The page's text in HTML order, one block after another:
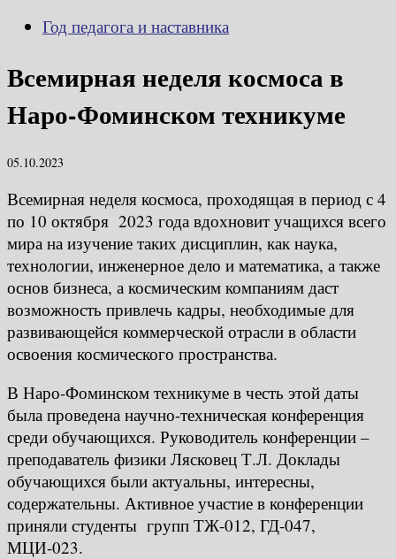
Год педагога и наставника
Всемирная неделя космоса в
Наро-Фоминском техникуме
05.10.2023
Всемирная неделя космоса, проходящая в период с 4
по 10 октября 2023 года вдохновит учащихся всего
мира на изучение таких дисциплин, как наука,
технологии, инженерное дело и математика, а также
основ бизнеса, а космическим компаниям даст
возможность привлечь кадры, необходимые для
развивающейся коммерческой отрасли в области
освоения космического пространства.
В Наро-Фоминском техникуме в честь этой даты
была проведена научно-техническая конференция
среди обучающихся. Руководитель конференции –
преподаватель физики Лясковец Т.Л. Доклады
обучающихся были актуальны, интересны,
содержательны. Активное участие в конференции
приняли студенты групп ТЖ-012, ГД-047,
МЦИ-023.